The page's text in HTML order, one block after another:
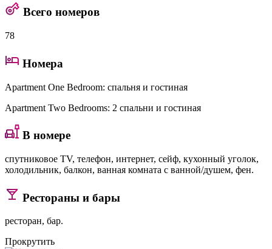
Всего номеров
78
Номера
Apartment One Bedroom: спальня и гостиная
Apartment Two Bedrooms: 2 спальни и гостиная
В номере
спутниковое TV, телефон, интернет, сейф, кухонный уголок,
холодильник, балкон, ванная комната с ванной/душем, фен.
Рестораны и бары
ресторан, бар.
Прокрутить